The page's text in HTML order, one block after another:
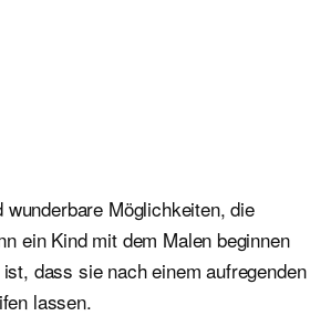
Möglichkeiten, die
ein Kind mit dem Malen beginnen
dass sie nach einem aufregenden
lassen.